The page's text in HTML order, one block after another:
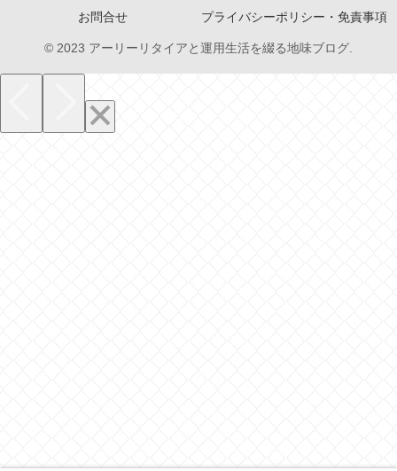
お問合せ
プライバシーポリシー・免責事項
© 2023 アーリーリタイアと運用生活を綴る地味ブログ.